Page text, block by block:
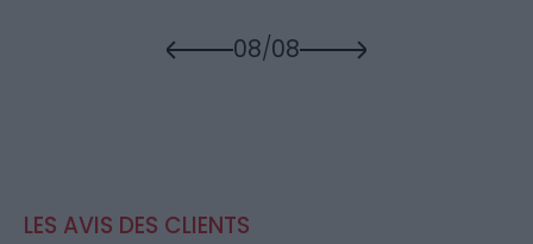
08/08
LES AVIS DES CLIENTS